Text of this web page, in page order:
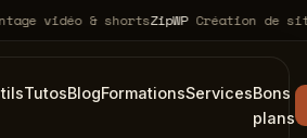
vidéo & shortsZipWPCréation de sites
TutosBlogFormationsServicesBons
plans